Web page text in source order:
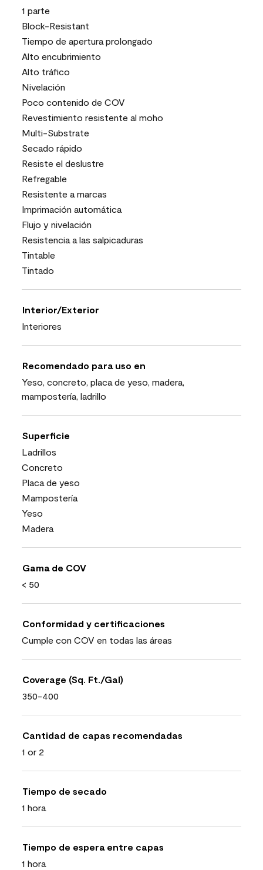
1 parte
Block-Resistant
Tiempo de apertura prolongado
Alto encubrimiento
Alto tráfico
Nivelación
Poco contenido de COV
Revestimiento resistente al moho
Multi-Substrate
Secado rápido
Resiste el deslustre
Refregable
Resistente a marcas
Imprimación automática
Flujo y nivelación
Resistencia a las salpicaduras
Tintable
Tintado
Interior/Exterior
Interiores
Recomendado para uso en
Yeso, concreto, placa de yeso, madera,
mampostería, ladrillo
Superficie
Ladrillos
Concreto
Placa de yeso
Mampostería
Yeso
Madera
Gama de COV
< 50
Conformidad y certificaciones
Cumple con COV en todas las áreas
Coverage (Sq. Ft./Gal)
350-400
Cantidad de capas recomendadas
1 or 2
Tiempo de secado
1 hora
Tiempo de espera entre capas
1 hora